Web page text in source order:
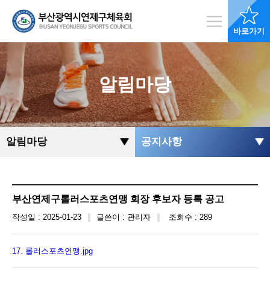
바로가기
알림마당
알림마당 공지사항
부산연제구롤러스포츠연맹 회장 후보자 등록 공고
작성일 : 2025-01-23 글쓴이 : 관리자 조회수 : 289
17. 롤러스포츠연맹.jpg